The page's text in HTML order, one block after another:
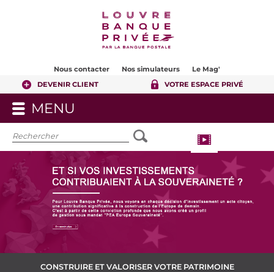
Nous contacter Nos simulateurs
Le Mag'
DEVENIR CLIENT
VOTRE ESPACE PRIVÉ
MENU
LE
MENU
CONSTRUIRE ET VALORISER VOTRE PATRIMOINE